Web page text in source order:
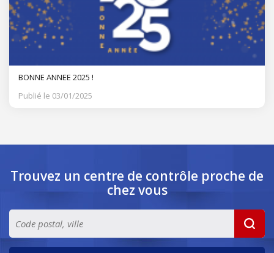
BONNE ANNEE 2025 !
Publié le 03/01/2025
Trouvez un centre de contrôle proche de
chez vous